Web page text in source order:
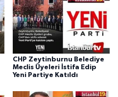
CHP Zeytinburnu Belediye
Meclis Üyeleri İstifa Edip
Yeni Partiye Katıldı